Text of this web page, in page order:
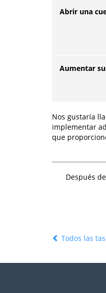
Abrir una
Aumentar
Nos gustaría
implementar
que
Después
Todos las